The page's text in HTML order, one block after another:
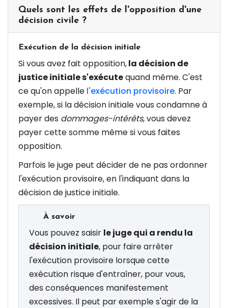
Quels sont les effets de l'opposition d'une
décision civile ?
Exécution de la décision initiale
Si vous avez fait opposition,la décision de
justice initiale s'exécutequand même. C'est
ce qu'on appelle l'exécution provisoire. Par
exemple, si la décision initiale vous condamne à
payer des dommages-intérêts, vous devez
payer cette somme même si vous faites
opposition.
Parfois le juge peut décider de ne pas ordonner
l'exécution provisoire, en l'indiquant dans la
décision de justice initiale.
À savoir
Vous pouvez saisir le juge qui a rendu la
décision initiale, pour faire arrêter
l'exécution provisoire lorsque cette
exécution risque d'entraîner, pour vous,
des conséquences manifestement
excessives. Il peut par exemple s'agir de la